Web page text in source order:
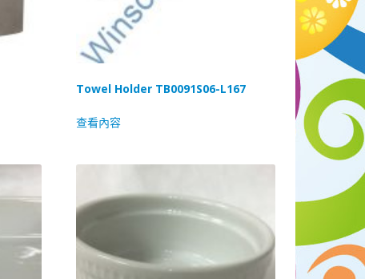
Towel Holder TB0091S06-L167
查看內容